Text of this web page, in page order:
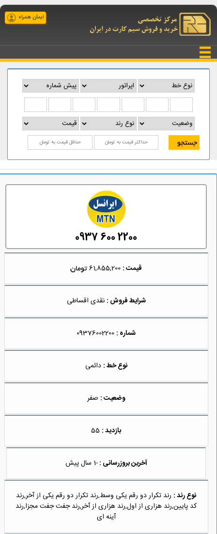
ایمان همراه
0937 600 2200
قیمت :
شرایط فروش : نقدی اقساطی
شماره : 09376002200
نوع خط : دائمی
وضعیت : صفر
بازدید :
آخرین بروزرسانی :-1 سال پیش
نوع رند : رند تکرار دو رقم یکی وسط,رند تکرار دو رقم یکی از آخر,رند
کد پایین,رند هزاری از اول,رند هزاری از آخر,رند جفت جفت مجزا,رند
آینه ای